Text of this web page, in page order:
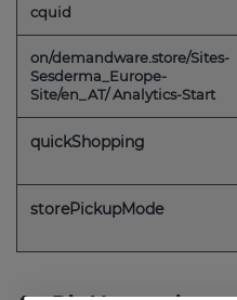
cquid
on/demandware.store/Sites-
Sesderma_Europe-
Site/en_AT/ Analytics-Start
quickShopping
storePickupMode